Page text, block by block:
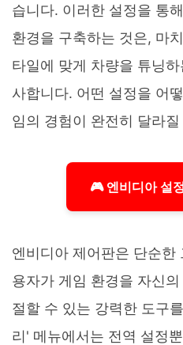
습니다. 이러한 설정을 통
환경을 구축하는 것은, 마
타일에 맞게 차량을 튜닝
사합니다. 어떤 설정을 어
임의 경험이 완전히 달라
🎮 엔비디아 설
엔비디아 제어판은 단순한
용자가 게임 환경을 자신
절할 수 있는 강력한 도구
리' 메뉴에서는 전역 설정